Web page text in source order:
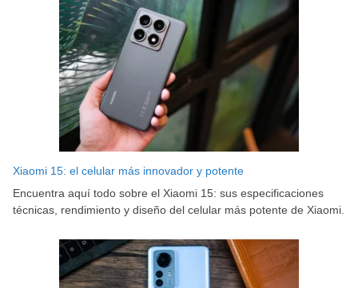
Xiaomi 15: el celular más innovador y potente
Encuentra aquí todo sobre el Xiaomi 15: sus especificaciones
técnicas, rendimiento y diseño del celular más potente de Xiaomi.